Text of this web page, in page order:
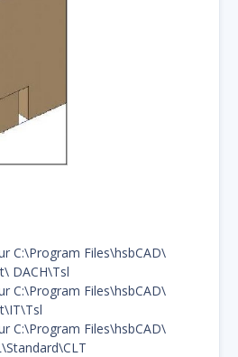
C:\Program Files\hsbCAD\
DACH\Tsl
C:\Program Files\hsbCAD\
C:\Program Files\hsbCAD\